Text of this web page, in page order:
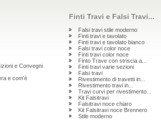
e Convegni
e com'è
Finti Travi e Falsi Travi...
Falsi travi stile moderno
Finti travi e tavolato
Finti travi e tavolato bianco
Falsi travi color noce
Finti travi color noce
Finto Trave con striscia a...
Finti travi varie sezioni
Falsi travi
Rivestimento di travetti in...
Rivestimento travi in...
Travi curvi per rivestimento...
Kit Falsitravi
Falsitravi noce chiaro
Kit Falsitravi noce Brennero
Stile moderno